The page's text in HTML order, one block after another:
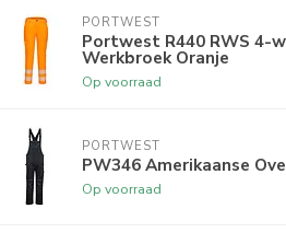
PORTWEST
Portwest R440 RWS 4-
Werkbroek Oranje
Op voorraad
PORTWEST
PW346 Amerikaanse
Op voorraad